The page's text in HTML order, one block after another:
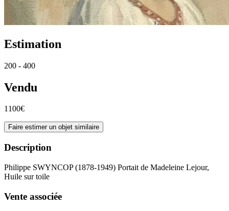
Estimation
200 - 400
Vendu
1100€
Faire estimer un objet similaire
Description
Philippe SWYNCOP (1878-1949) Portait de Madeleine Lejour,
Huile sur toile
Vente associée